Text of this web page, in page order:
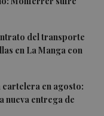
del transporte
en La Manga con
cartelera en agosto:
nueva entrega de